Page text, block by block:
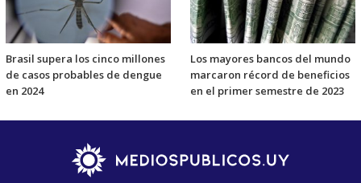
Brasil supera los cinco millones
de casos probables de dengue
en 2024
Los mayores bancos del mundo
marcaron récord de beneficios
en el primer semestre de 2023